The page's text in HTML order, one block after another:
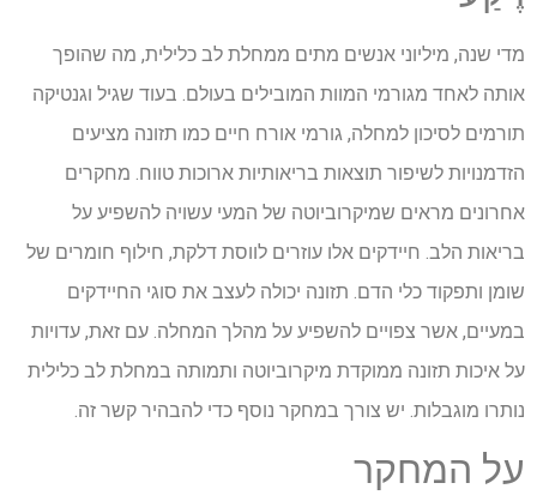
מדי שנה, מיליוני אנשים מתים ממחלת לב כלילית, מה שהופך
אותה לאחד מגורמי המוות המובילים בעולם. בעוד שגיל וגנטיקה
תורמים לסיכון למחלה, גורמי אורח חיים כמו תזונה מציעים
הזדמנויות לשיפור תוצאות בריאותיות ארוכות טווח. מחקרים
אחרונים מראים שמיקרוביוטה של ​​המעי עשויה להשפיע על
בריאות הלב. חיידקים אלו עוזרים לווסת דלקת, חילוף חומרים של
שומן ותפקוד כלי הדם. תזונה יכולה לעצב את סוגי החיידקים
במעיים, אשר צפויים להשפיע על מהלך המחלה. עם זאת, עדויות
על איכות תזונה ממוקדת מיקרוביוטה ותמותה במחלת לב כלילית
נותרו מוגבלות. יש צורך במחקר נוסף כדי להבהיר קשר זה.
על המחקר